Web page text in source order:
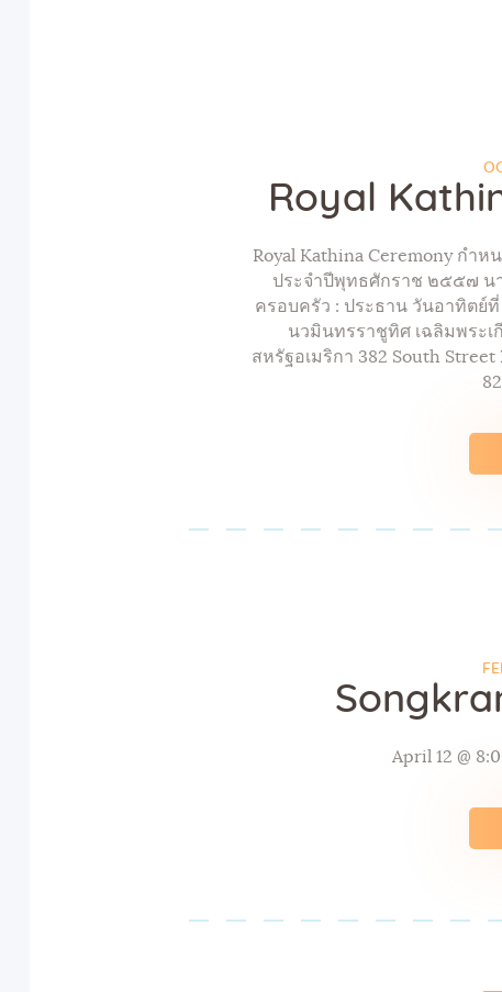
Royal
Royal Kathina Ceremony กำ
ประจำปีพุทธศักราช ๒๕๕๗ น
ครอบครัว : ประธาน วันอาทิต
นวมินทรราชูทิศ เฉลิมพระเ
สหรัฐอเมริกา 382 South Street
April 12 @